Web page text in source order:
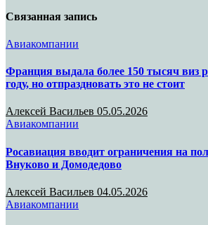
Связанная запись
Авиакомпании
Франция выдала более 150 тысяч виз
году, но отпраздновать это не стоит
Алексей Васильев 05.05.2026
Авиакомпании
Росавиация вводит ограничения на
Внуково и Домодедово
Алексей Васильев 04.05.2026
Авиакомпании